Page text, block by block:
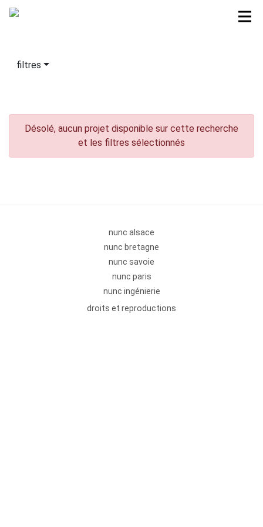
filtres
Désolé, aucun projet disponible sur cette recherche
et les filtres sélectionnés
nunc alsace
nunc bretagne
nunc savoie
nunc paris
nunc ingénierie
droits et reproductions